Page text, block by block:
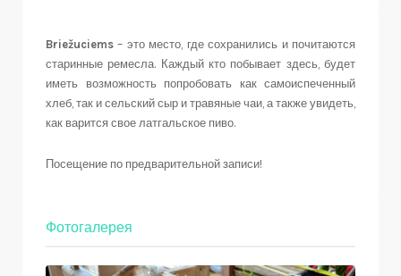
Briežuciems – это место, где сохранились и почитаются
старинные ремесла. Каждый кто побывает здесь, будет
иметь возможность попробовать как самоиспеченный
хлеб, так и сельский сыр и травяные чаи, а также увидеть,
как варится свое латгальское пиво.
Посещение по предварительной записи!
Фотогалерея